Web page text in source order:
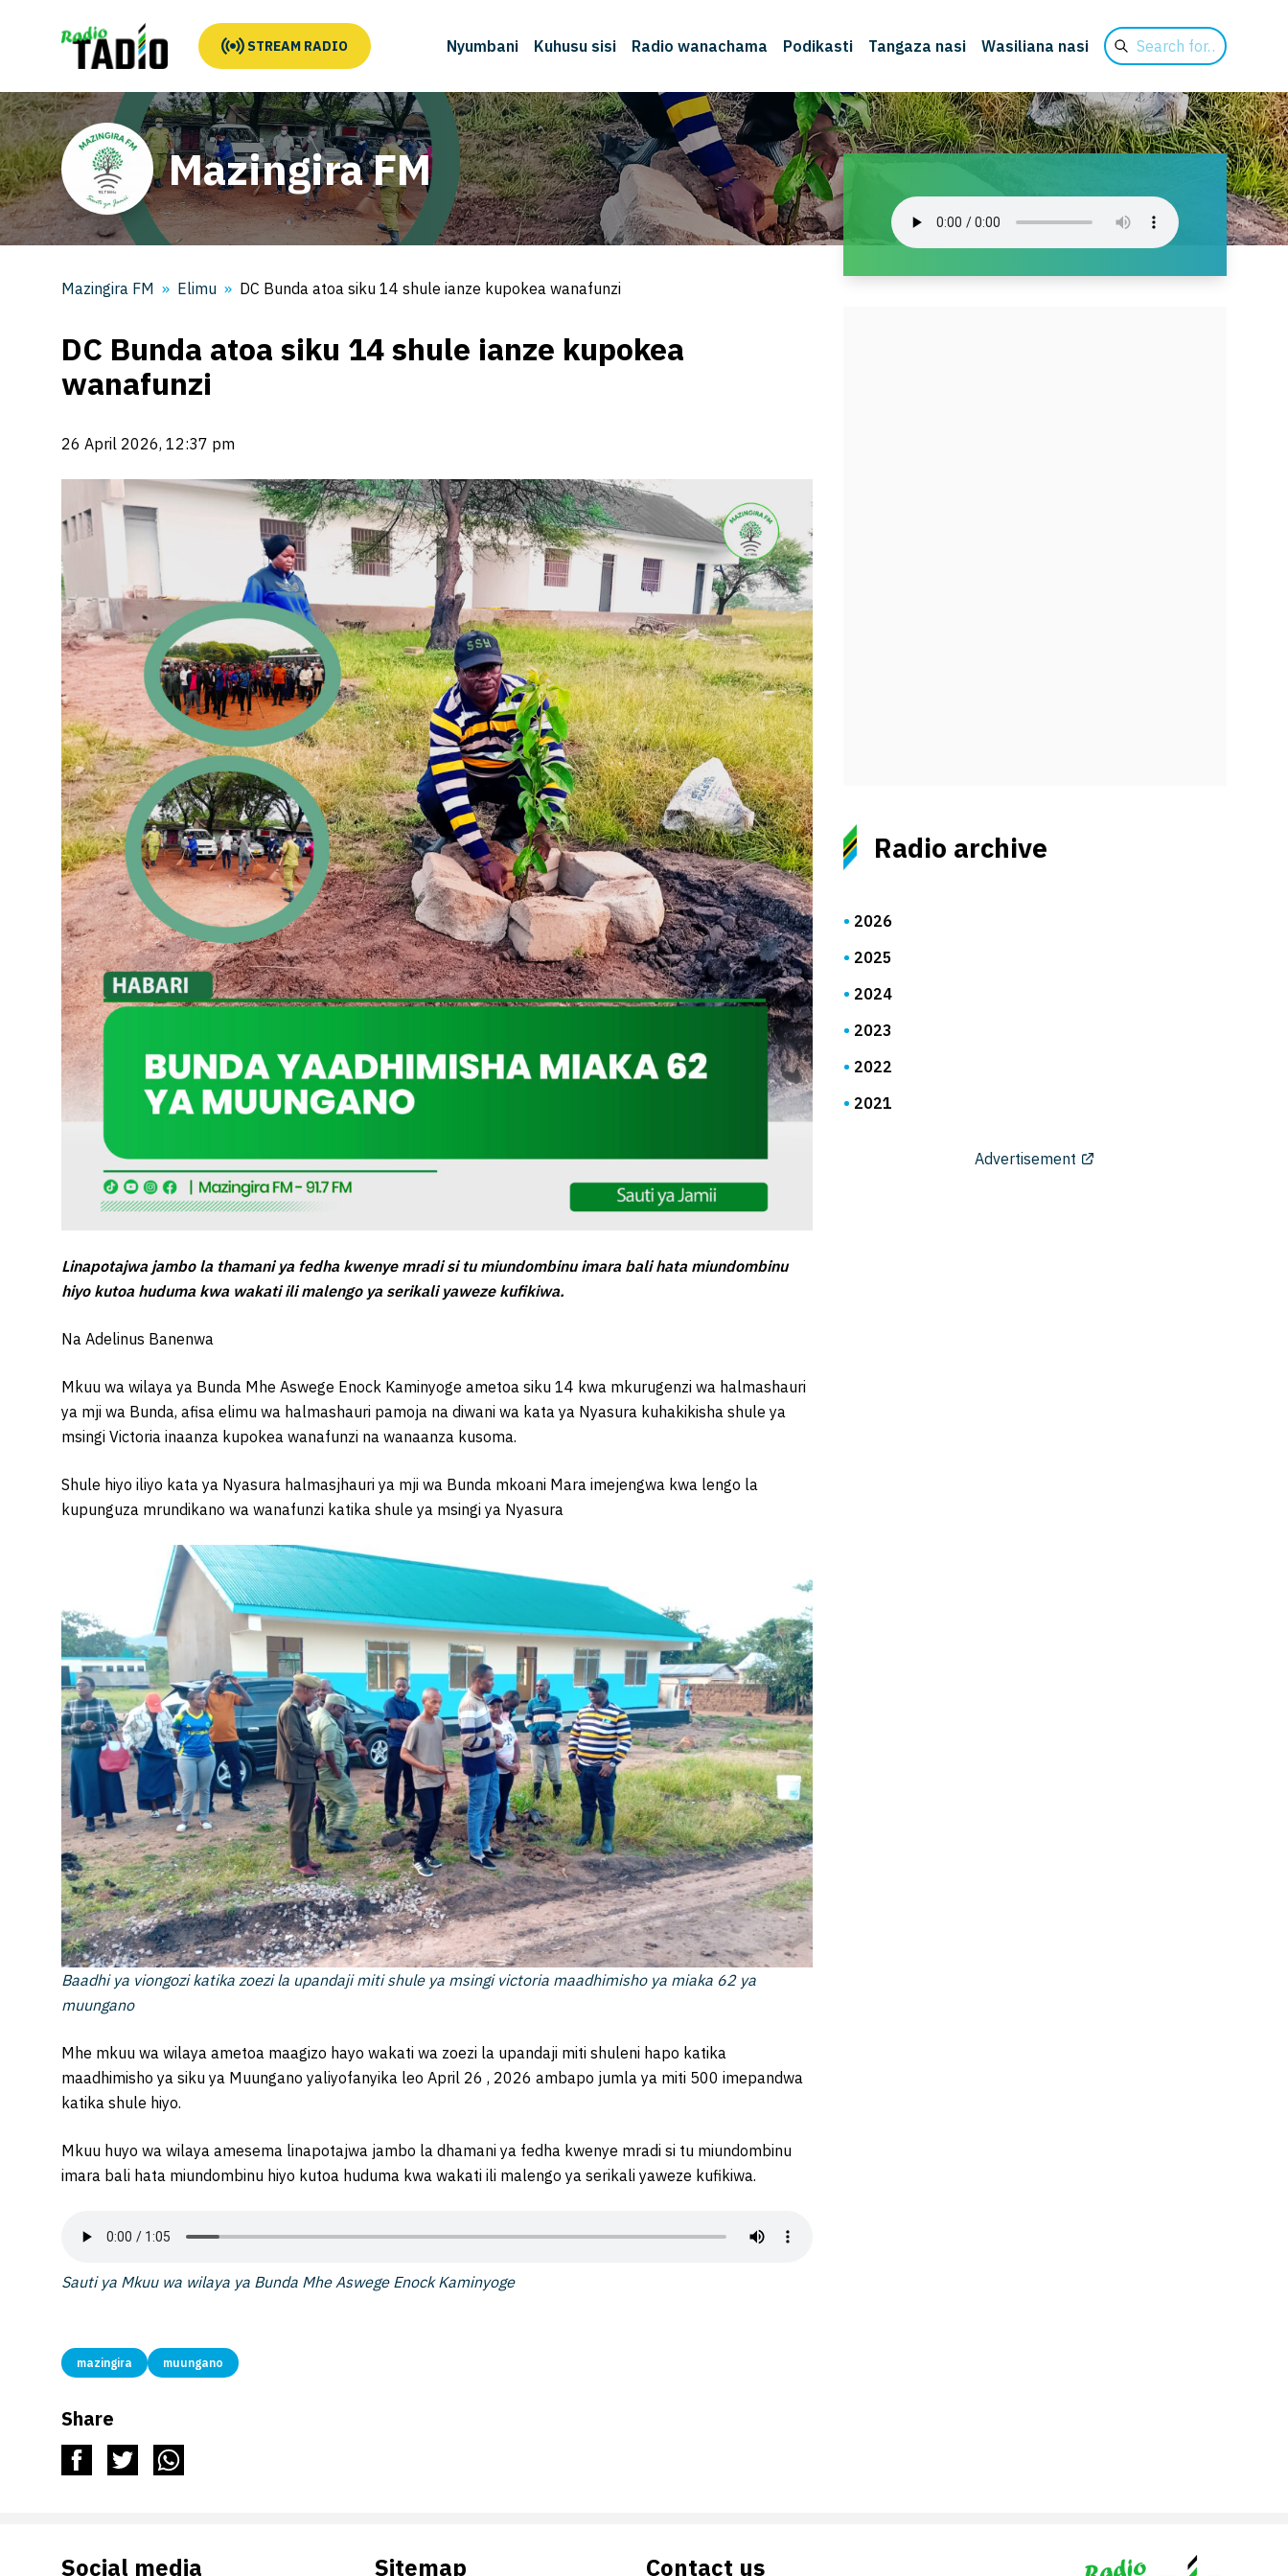
STREAM RADIO Nyumbani Kuhusu sisi Radio wanachama Podikasti Tangaza nasi Wasiliana nasi
Search
for
Mazingira FM
Mazingira FM Elimu DC Bunda atoa siku 14 shule ianze kupokea wanafunzi
DC Bunda atoa siku 14 shule ianze kupokea
wanafunzi
26 April 2026, 12:37 pm
Linapotajwa jambo la thamani ya fedha kwenye mradi si tu miundombinu imara bali hata miundombinu
hiyo kutoa huduma kwa wakati ili malengo ya serikali yaweze kufikiwa.
Na Adelinus Banenwa
Mkuu wa wilaya ya Bunda Mhe Aswege Enock Kaminyoge ametoa siku 14 kwa mkurugenzi wa halmashauri
ya mji wa Bunda, afisa elimu wa halmashauri pamoja na diwani wa kata ya Nyasura kuhakikisha shule ya
msingi Victoria inaanza kupokea wanafunzi na wanaanza kusoma.
Shule hiyo iliyo kata ya Nyasura halmasjhauri ya mji wa Bunda mkoani Mara imejengwa kwa lengo la
kupunguza mrundikano wa wanafunzi katika shule ya msingi ya Nyasura
Baadhi ya viongozi katika zoezi la upandaji miti shule ya msingi victoria maadhimisho ya miaka 62 ya
muungano
Mhe mkuu wa wilaya ametoa maagizo hayo wakati wa zoezi la upandaji miti shuleni hapo katika
maadhimisho ya siku ya Muungano yaliyofanyika leo April 26 , 2026 ambapo jumla ya miti 500 imepandwa
katika shule hiyo.
Mkuu huyo wa wilaya amesema linapotajwa jambo la dhamani ya fedha kwenye mradi si tu miundombinu
imara bali hata miundombinu hiyo kutoa huduma kwa wakati ili malengo ya serikali yaweze kufikiwa.
Sauti ya Mkuu wa wilaya ya Bunda Mhe Aswege Enock Kaminyoge
mazingira muungano
Share
Radio archive
2026
2025
2024
2023
2022
2021
Advertisement
Social media Sitemap Contact us